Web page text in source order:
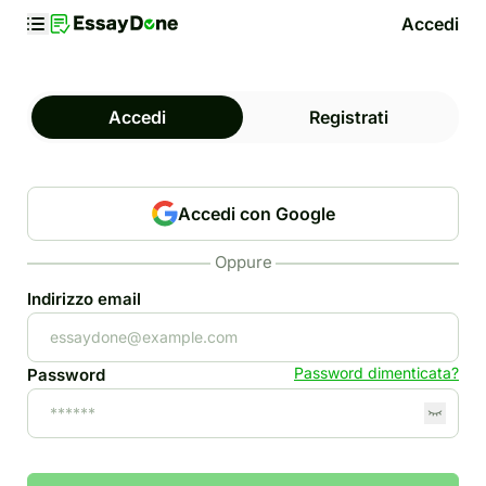
Accedi
Accedi Registrati
Accedi con Google
Oppure
Indirizzo email
Password Password dimenticata?